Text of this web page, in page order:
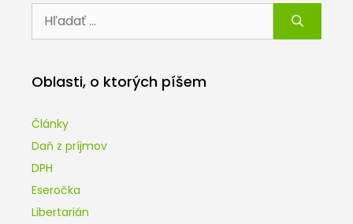
Oblasti, o ktorých píšem
Články
Daň z príjmov
DPH
Eseročka
Libertarián